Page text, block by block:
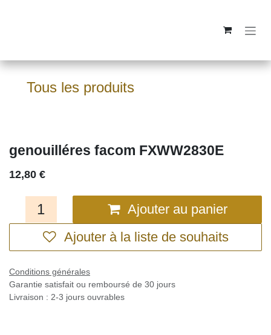
Tous les produits
genouilléres facom FXWW2830E
12,80 €
Ajouter au panier
Ajouter à la liste de souhaits
Conditions générales
Garantie satisfait ou remboursé de 30 jours
Livraison : 2-3 jours ouvrables